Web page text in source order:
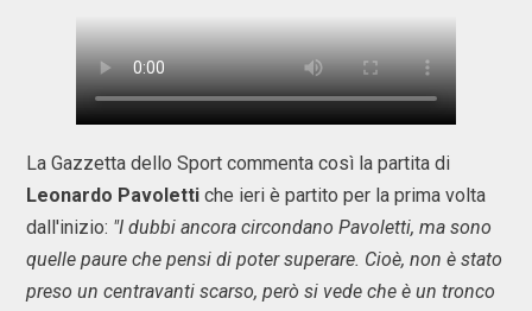
La Gazzetta dello Sport commenta così la partita di
Leonardo Pavoletti che ieri è partito per la prima volta
dall'inizio: "I dubbi ancora circondano Pavoletti, ma sono
quelle paure che pensi di poter superare. Cioè, non è stato
preso un centravanti scarso, però si vede che è un tronco